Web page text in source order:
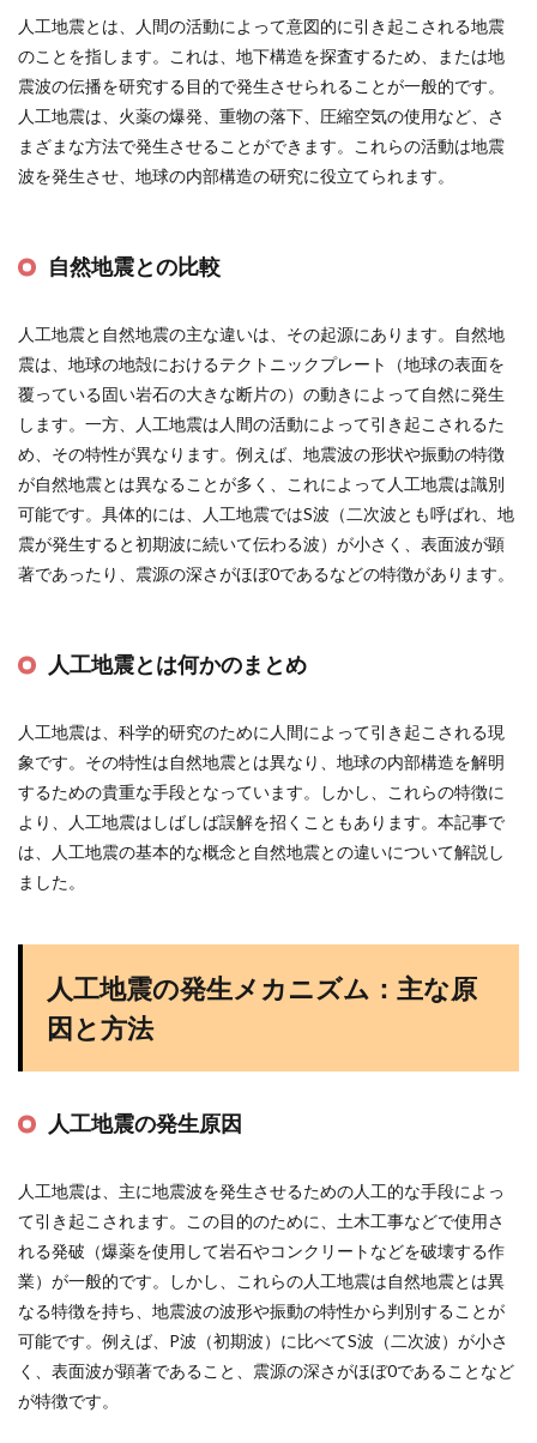
人工地震とは、人間の活動によって意図的に引き起こされる地震
のことを指します。これは、地下構造を探査するため、または地
震波の伝播を研究する目的で発生させられることが一般的です。
人工地震は、火薬の爆発、重物の落下、圧縮空気の使用など、さ
まざまな方法で発生させることができます。これらの活動は地震
波を発生させ、地球の内部構造の研究に役立てられます​​。
自然地震との比較
人工地震と自然地震の主な違いは、その起源にあります。自然地
震は、地球の地殻におけるテクトニックプレート（地球の表面を
覆っている固い岩石の大きな断片の）の動きによって自然に発生
します。一方、人工地震は人間の活動によって引き起こされるた
め、その特性が異なります。例えば、地震波の形状や振動の特徴
が自然地震とは異なることが多く、これによって人工地震は識別
可能です。具体的には、人工地震ではS波（二次波とも呼ばれ、地
震が発生すると初期波に続いて伝わる波）が小さく、表面波が顕
著であったり、震源の深さがほぼ0であるなどの特徴があります​​。
人工地震とは何かのまとめ
人工地震は、科学的研究のために人間によって引き起こされる現
象です。その特性は自然地震とは異なり、地球の内部構造を解明
するための貴重な手段となっています。しかし、これらの特徴に
より、人工地震はしばしば誤解を招くこともあります。本記事で
は、人工地震の基本的な概念と自然地震との違いについて解説し
ました。
人工地震の発生メカニズム：主な原
因と方法
人工地震の発生原因
人工地震は、主に地震波を発生させるための人工的な手段によっ
て引き起こされます。この目的のために、土木工事などで使用さ
れる発破（爆薬を使用して岩石やコンクリートなどを破壊する作
業）が一般的です。しかし、これらの人工地震は自然地震とは異
なる特徴を持ち、地震波の波形や振動の特性から判別することが
可能です。例えば、P波（初期波）に比べてS波（二次波）が小さ
く、表面波が顕著であること、震源の深さがほぼ0であることなど
が特徴です​​。